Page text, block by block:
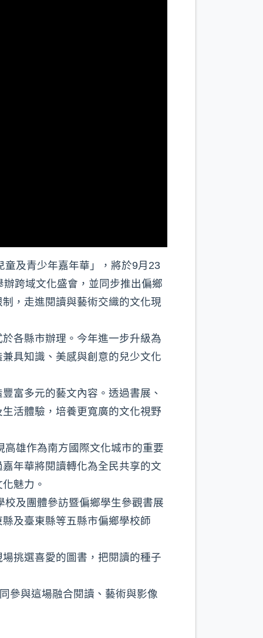
及青少年嘉年華」，將於9月23
跨域文化盛會，並同步推出偏鄉
，走進閱讀與藝術交織的文化現
各縣市辦理。今年進一步升級為
具知識、美感與創意的兒少文化
富多元的藝文內容。透過書展、
活體驗，培養更寬廣的文化視野
雄作為南方國際文化城市的重要
年華將閱讀轉化為全民共享的文
魅力。
及團體參訪暨偏鄉學生參觀書展
及臺東縣等五縣市偏鄉學校師
挑選喜愛的圖書，把閱讀的種子
參與這場融合閱讀、藝術與影像